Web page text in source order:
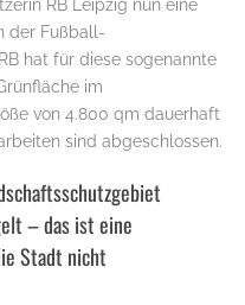
RB Leipzig nun eine
der Fußball-
hat für diese sogenannte
im
von 4.800 qm dauerhaft
sind abgeschlossen.
– das ist eine
Stadt nicht